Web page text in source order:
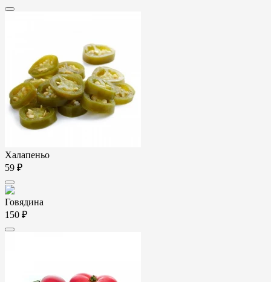
Халапеньо
59 ₽
Говядина
150 ₽